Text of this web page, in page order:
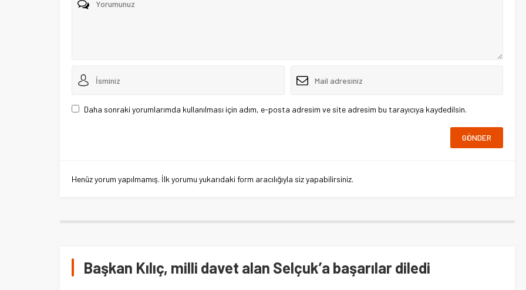
Daha sonraki yorumlarımda kullanılması için adım, e-posta adresim ve site adresim bu tarayıcıya kaydedilsin.
Henüz yorum yapılmamış. İlk yorumu yukarıdaki form aracılığıyla siz yapabilirsiniz.
Başkan Kılıç, milli davet alan Selçuk’a başarılar diledi